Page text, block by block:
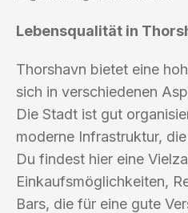
Lebensqualität in
Thorshavn bietet eine
sich in verschiedenen
Die Stadt ist gut
moderne Infrastruktur,
Du findest hier eine
Einkaufsmöglichkeiten,
Bars, die für eine gute